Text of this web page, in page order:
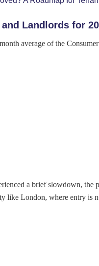
Landlords for
average of the
a brief slowdown, the
like London, where entry